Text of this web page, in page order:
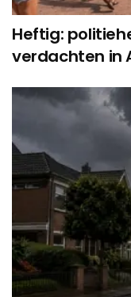
Heftig:
verdachten in